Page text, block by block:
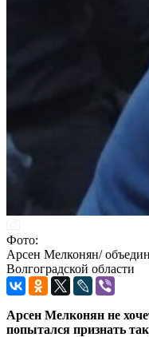
Фото:
Арсен Мелконян/
Волгоградской области
Арсен Мелконян не
попытался признать